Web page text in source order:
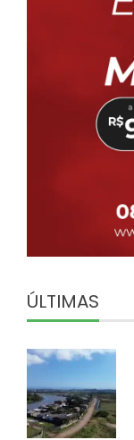
ÚLTIMAS